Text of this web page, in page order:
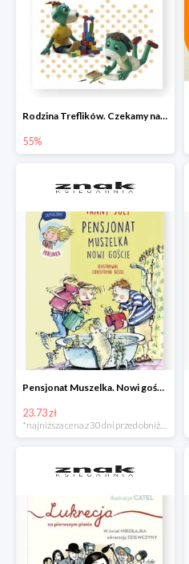
Rodzina Treflików. Czekamy na mamę
55%
Pensjonat Muszelka. Nowi goście Fanny Joly -32%
23.73 zł
*najniższa cena z 30 dni przed obniżką